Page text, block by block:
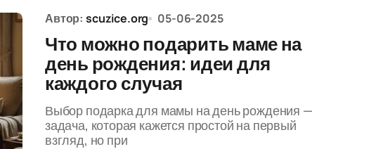
Автор: scuzice.org 05-06-2025
Что можно подарить маме на
день рождения: идеи для
каждого случая
Выбор подарка для мамы на день рождения —
задача, которая кажется простой на первый
взгляд, но при